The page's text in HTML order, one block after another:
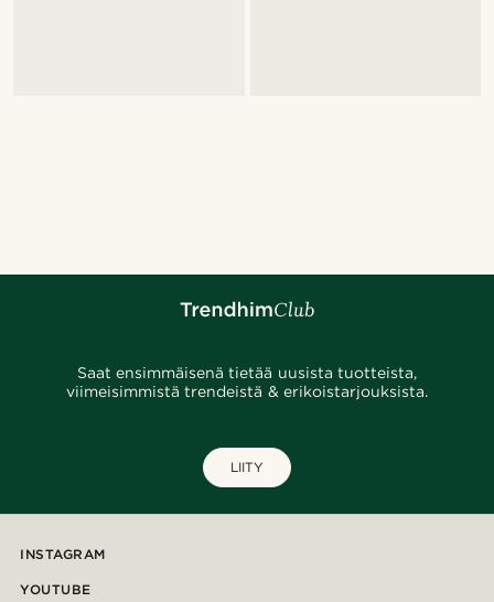
Saat ensimmäisenä tietää uusista tuotteista,
viimeisimmistä trendeistä & erikoistarjouksista.
LIITY
INSTAGRAM
YOUTUBE